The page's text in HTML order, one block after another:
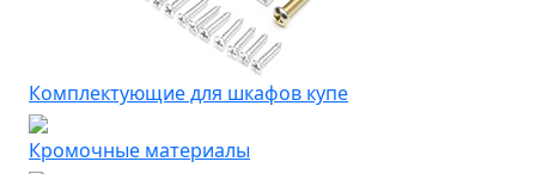
Комплектующие для шкафов купе
Кромочные материалы